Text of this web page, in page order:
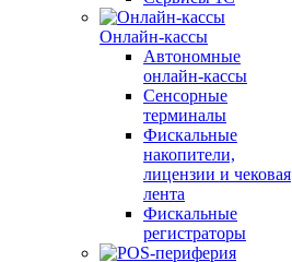
Онлайн-кассы
Автономные
онлайн-кассы
Сенсорные
терминалы
Фискальные
накопители,
лицензии и чековая
лента
Фискальные
регистраторы